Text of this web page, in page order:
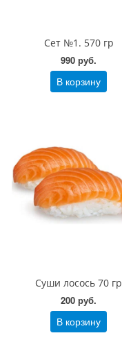
Сет №1. 570 гр
990 руб.
В корзину
Суши лосось 70 гр
200 руб.
В корзину